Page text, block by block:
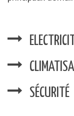
SÉCURITÉ